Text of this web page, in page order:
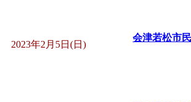
「赤ちゃん子
2023年2月5日(日)
会津若松市